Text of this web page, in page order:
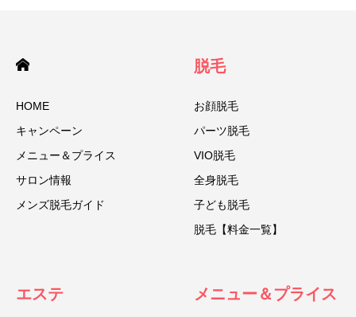
HOME
キャンペーン
メニュー＆プライス
サロン情報
メンズ脱毛ガイド
脱毛
お顔脱毛
パーツ脱毛
VIO脱毛
全身脱毛
子ども脱毛
脱毛【料金一覧】
エステ メニュー＆プライス